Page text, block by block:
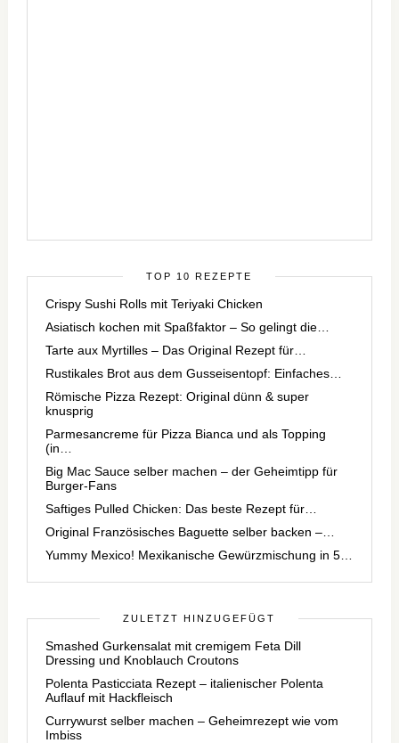
TOP 10 REZEPTE
Crispy Sushi Rolls mit Teriyaki Chicken
Asiatisch kochen mit Spaßfaktor – So gelingt die…
Tarte aux Myrtilles – Das Original Rezept für…
Rustikales Brot aus dem Gusseisentopf: Einfaches…
Römische Pizza Rezept: Original dünn & super
knusprig
Parmesancreme für Pizza Bianca und als Topping
(in…
Big Mac Sauce selber machen – der Geheimtipp für
Burger-Fans
Saftiges Pulled Chicken: Das beste Rezept für…
Original Französisches Baguette selber backen –…
Yummy Mexico! Mexikanische Gewürzmischung in 5…
ZULETZT HINZUGEFÜGT
Smashed Gurkensalat mit cremigem Feta Dill
Dressing und Knoblauch Croutons
Polenta Pasticciata Rezept – italienischer Polenta
Auflauf mit Hackfleisch
Currywurst selber machen – Geheimrezept wie vom
Imbiss